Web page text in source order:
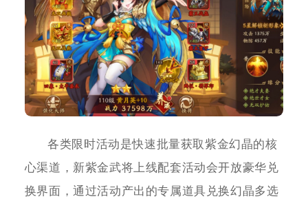
各类限时活动是快速批量获取紫金幻晶的核
心渠道，新紫金武将上线配套活动会开放豪华兑
换界面，通过活动产出的专属道具兑换幻晶多选